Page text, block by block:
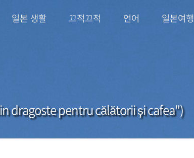
일본 생활 끄적끄적 언어 일본여행
dragoste pentru călătorii și cafea")